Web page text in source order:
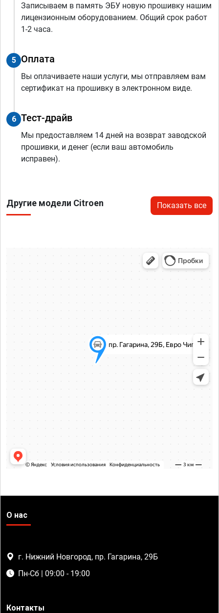
Записываем в память ЭБУ новую прошивку нашим
лицензионным оборудованием. Общий срок работ
1-2 часа.
5 Оплата
Вы оплачиваете наши услуги, мы отправляем вам
сертификат на прошивку в электронном виде.
6 Тест-драйв
Мы предоставляем 14 дней на возврат заводской
прошивки, и денег (если ваш автомобиль
исправен).
Другие модели Citroen Показать все
О нас
г. Нижний Новгород, пр. Гагарина, 29Б
Пн-Сб | 09:00 - 19:00
Контакты